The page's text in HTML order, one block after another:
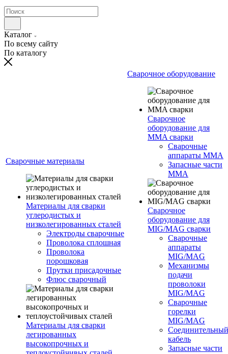
Каталог
По всему сайту
По каталогу
Сварочные материалы
Материалы для сварки
углеродистых и
низколегированных сталей
Электроды сварочные
Проволока сплошная
Проволока
порошковая
Прутки присадочные
Флюс сварочный
Материалы для сварки
легированных
высокопрочных и
Сварочное оборудование
Сварочное
оборудование для
MMA сварки
Сварочные
аппараты MMA
Запасные части
MMA
Сварочное
оборудование для
MIG/MAG сварки
Сварочные
аппараты
MIG/MAG
Механизмы
подачи
проволоки
MIG/MAG
Сварочные
горелки
MIG/MAG
Соединительный
кабель
Запасные части